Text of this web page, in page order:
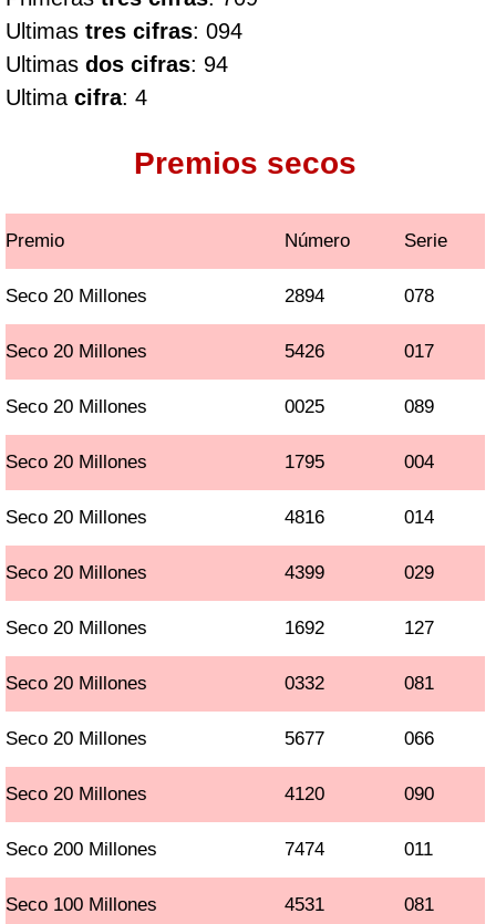
Ultimas tres cifras: 094
Ultimas dos cifras: 94
Ultima cifra: 4
Premios secos
Premio Número Serie
Seco 20 Millones 2894 078
Seco 20 Millones 5426 017
Seco 20 Millones 0025 089
Seco 20 Millones 1795 004
Seco 20 Millones 4816 014
Seco 20 Millones 4399 029
Seco 20 Millones 1692 127
Seco 20 Millones 0332 081
Seco 20 Millones 5677 066
Seco 20 Millones 4120 090
Seco 200 Millones 7474 011
Seco 100 Millones 4531 081